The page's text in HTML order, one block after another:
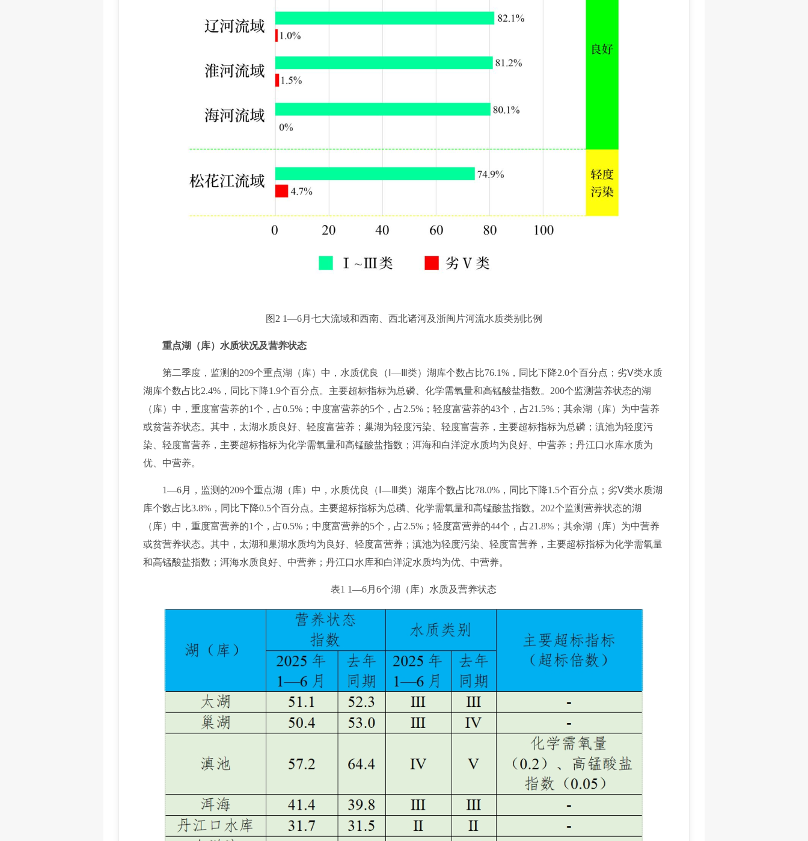
图2 1—6月七大流域和西南、西北诸河及浙闽片河流水质类别比例
重点湖（库）水质状况及营养状态
第二季度，监测的209个重点湖（库）中，水质优良（Ⅰ—Ⅲ类）湖库个数占比76.1%，同比下降2.0个百分点；劣Ⅴ类水质
湖库个数占比2.4%，同比下降1.9个百分点。主要超标指标为总磷、化学需氧量和高锰酸盐指数。200个监测营养状态的湖
（库）中，重度富营养的1个，占0.5%；中度富营养的5个，占2.5%；轻度富营养的43个，占21.5%；其余湖（库）为中营养
或贫营养状态。其中，太湖水质良好、轻度富营养；巢湖为轻度污染、轻度富营养，主要超标指标为总磷；滇池为轻度污
染、轻度富营养，主要超标指标为化学需氧量和高锰酸盐指数；洱海和白洋淀水质均为良好、中营养；丹江口水库水质为
优、中营养。
1—6月，监测的209个重点湖（库）中，水质优良（Ⅰ—Ⅲ类）湖库个数占比78.0%，同比下降1.5个百分点；劣Ⅴ类水质湖
库个数占比3.8%，同比下降0.5个百分点。主要超标指标为总磷、化学需氧量和高锰酸盐指数。202个监测营养状态的湖
（库）中，重度富营养的1个，占0.5%；中度富营养的5个，占2.5%；轻度富营养的44个，占21.8%；其余湖（库）为中营养
或贫营养状态。其中，太湖和巢湖水质均为良好、轻度富营养；滇池为轻度污染、轻度富营养，主要超标指标为化学需氧量
和高锰酸盐指数；洱海水质良好、中营养；丹江口水库和白洋淀水质均为优、中营养。
表1 1—6月6个湖（库）水质及营养状态